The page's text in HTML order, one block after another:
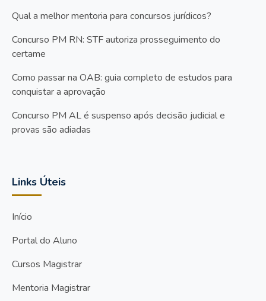
Qual a melhor mentoria para concursos jurídicos?
Concurso PM RN: STF autoriza prosseguimento do
certame
Como passar na OAB: guia completo de estudos para
conquistar a aprovação
Concurso PM AL é suspenso após decisão judicial e
provas são adiadas
Links Úteis
Início
Portal do Aluno
Cursos Magistrar
Mentoria Magistrar